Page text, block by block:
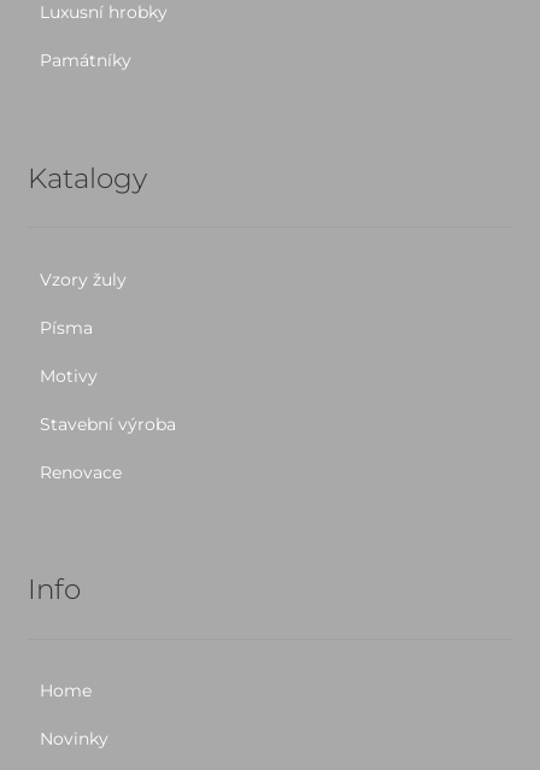
Luxusní hrobky
Památníky
Katalogy
Vzory žuly
Písma
Motivy
Stavební výroba
Renovace
Info
Home
Novinky